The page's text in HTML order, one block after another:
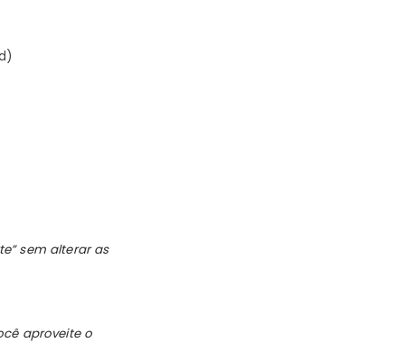
” sem alterar as
aproveite o